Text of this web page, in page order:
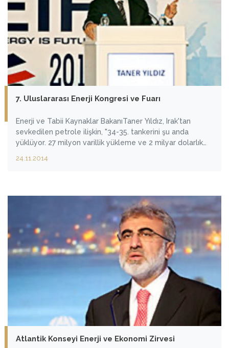
7. Uluslararası Enerji Kongresi ve Fuarı
Enerji ve Tabii Kaynaklar BakanıTaner Yıldız, Irak'tan
sevkedilen petrole ilişkin, "34-35. tankerini şu anda
yüklüyor. 27 milyon varillik yükleme ve 2 milyar dolarlık
24.11.2014
Atlantik Konseyi Enerji ve Ekonomi Zirvesi